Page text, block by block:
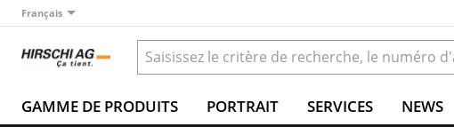
Français
GAMME DE PRODUITS PORTRAIT SERVICES NEWS